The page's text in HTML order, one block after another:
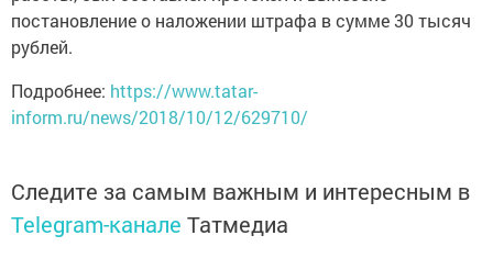
постановление о наложении штрафа в сумме 30 тысяч
рублей.
Подробнее: https://www.tatar-
inform.ru/news/2018/10/12/629710/
Следите за самым важным и интересным в
Telegram-канале Татмедиа